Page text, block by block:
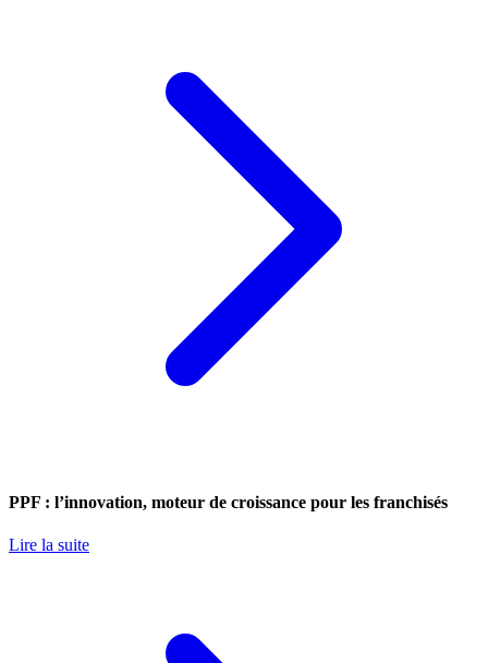
PPF : l’innovation, moteur de croissance pour les franchisés
Lire la suite